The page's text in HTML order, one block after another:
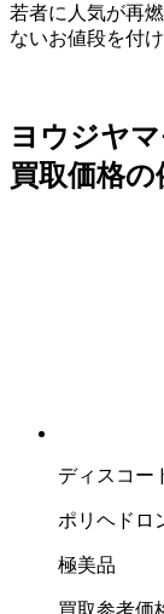
若者に人気が再
ないお値段を付
ヨウジヤ
買取価格の
ディスコー
ポリヘドロ
極美品
買取参考価